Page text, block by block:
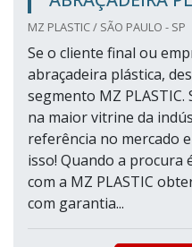
MZ PLASTIC / SÃO PAULO - SP
Se o cliente final ou
abraçadeira plástica,
segmento MZ
na maior vitrine da
referência no mercado
isso! Quando a procura
com a MZ PLASTIC
com garantia...